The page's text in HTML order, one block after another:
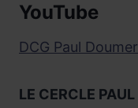
YouTube
DCG Paul Doumer
LE CERCLE